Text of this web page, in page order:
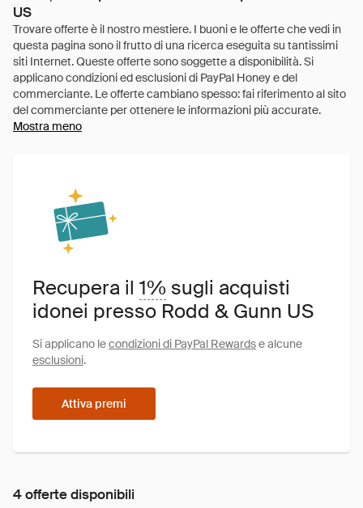
US
Mostra meno
Recupera il 1% sugli acquisti
idonei presso Rodd & Gunn US
Si applicano lecondizioni di PayPal Rewardse alcune
esclusioni.
Attiva premi
4 offerte disponibili